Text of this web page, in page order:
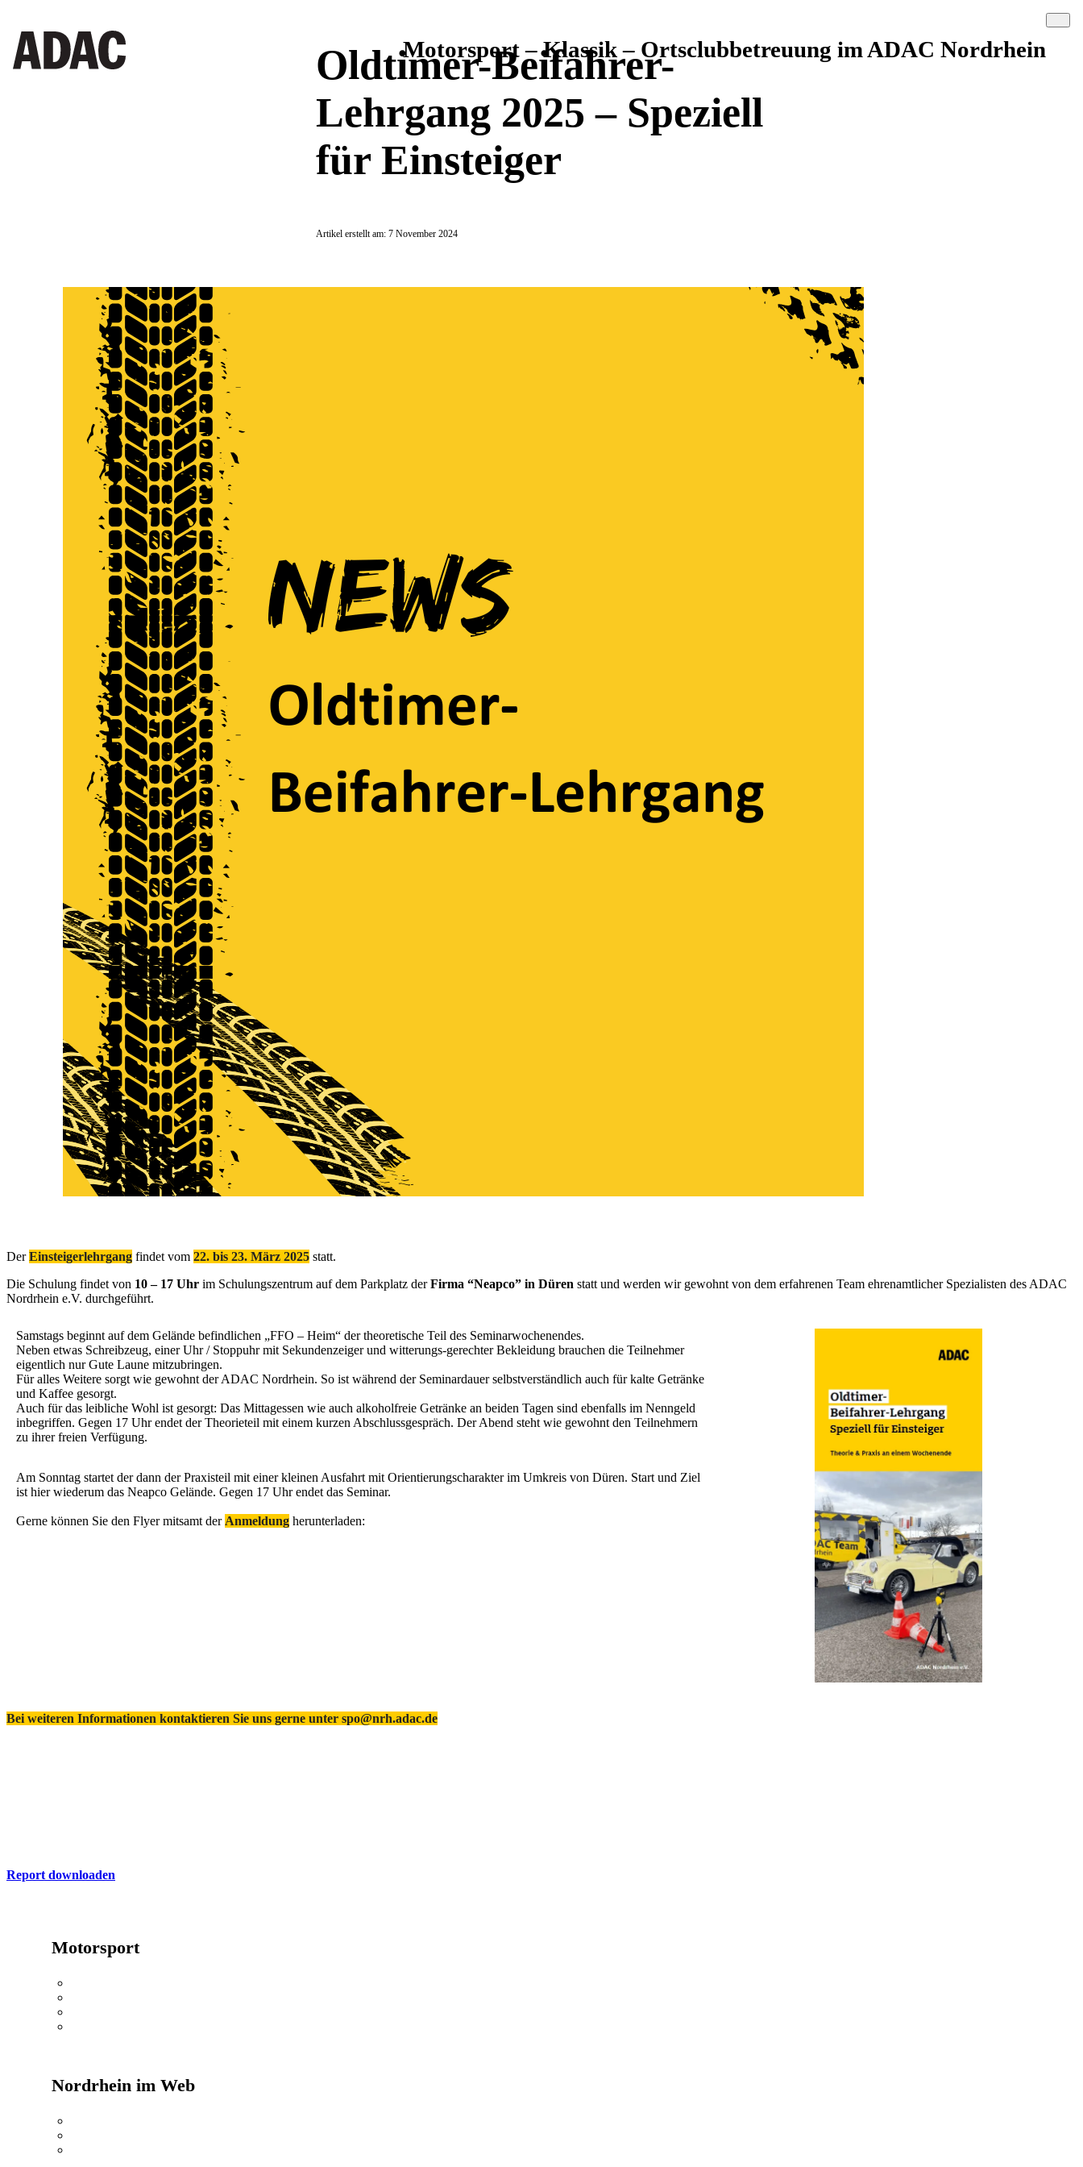
Motorsport – Klassik – Ortsclubbetreuung im ADAC Nordrhein
Oldtimer-Beifahrer-
Lehrgang 2025 – Speziell
für Einsteiger
Artikel erstellt am: 7 November 2024
DerEinsteigerlehrgang findet vom 22. bis 23. März 2025 statt.
Die Schulung findet von 10 – 17 Uhr im Schulungszentrum auf dem Parkplatz derFirma “Neapco” in Düren statt und werden wir gewohnt von dem erfahrenen Team ehrenamtlicher Spezialisten des ADAC
Nordrhein e.V. durchgeführt.
Samstags beginnt auf dem Gelände befindlichen „FFO – Heim“ der theoretische Teil des Seminarwochenendes.
Neben etwas Schreibzeug, einer Uhr / Stoppuhr mit Sekundenzeiger und witterungs-gerechter Bekleidung brauchen die Teilnehmer
eigentlich nur Gute Laune mitzubringen.
Für alles Weitere sorgt wie gewohnt der ADAC Nordrhein. So ist während der Seminardauer selbstverständlich auch für kalte Getränke
und Kaffee gesorgt.
Auch für das leibliche Wohl ist gesorgt: Das Mittagessen wie auch alkoholfreie Getränke an beiden Tagen sind ebenfalls im Nenngeld
inbegriffen. Gegen 17 Uhr endet der Theorieteil mit einem kurzen Abschlussgespräch. Der Abend steht wie gewohnt den Teilnehmern
zu ihrer freien Verfügung.
Am Sonntag startet der dann der Praxisteil mit einer kleinen Ausfahrt mit Orientierungscharakter im Umkreis von Düren. Start und Ziel
ist hier wiederum das Neapco Gelände. Gegen 17 Uhr endet das Seminar.
Gerne können Sie den Flyer mitsamt der Anmeldung herunterladen:
Bei weiteren Informationen kontaktieren Sie uns gerne unter spo@nrh.adac.de
Report downloaden
Motorsport
Nordrhein im Web